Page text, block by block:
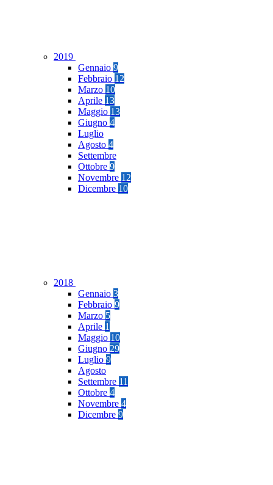
2019
Gennaio 9
Febbraio 12
Marzo 10
Aprile 13
Maggio 13
Giugno 4
Luglio
Agosto 4
Settembre
Ottobre 9
Novembre 12
Dicembre 10
2018
Gennaio 3
Febbraio 9
Marzo 5
Aprile 1
Maggio 10
Giugno 29
Luglio 9
Agosto
Settembre 11
Ottobre 4
Novembre 4
Dicembre 9